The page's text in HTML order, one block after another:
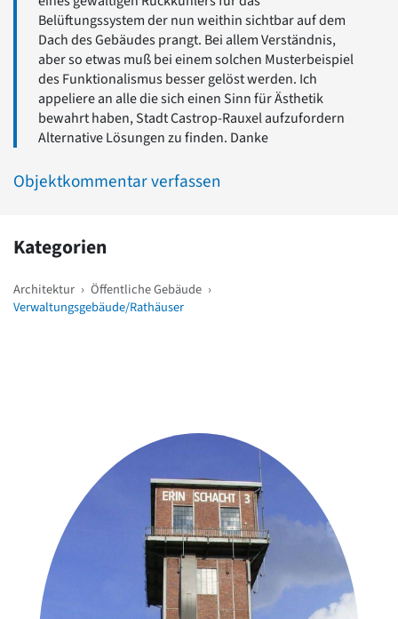
Belüftungssystem der nun weithin sichtbar auf dem
Dach des Gebäudes prangt. Bei allem Verständnis,
aber so etwas muß bei einem solchen Musterbeispiel
des Funktionalismus besser gelöst werden. Ich
appeliere an alle die sich einen Sinn für Ästhetik
bewahrt haben, Stadt Castrop-Rauxel aufzufordern
Alternative Lösungen zu finden. Danke
Objektkommentar verfassen
Kategorien
Architektur › Öffentliche Gebäude ›
Verwaltungsgebäude/Rathäuser